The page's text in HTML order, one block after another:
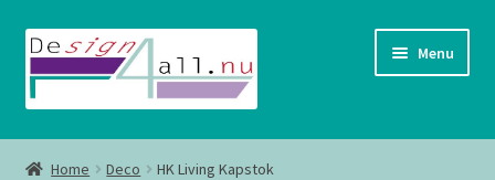
Ga
door
naar
Ga
naar
de
Menu
Shop
Home Deco HK Living Kapstok